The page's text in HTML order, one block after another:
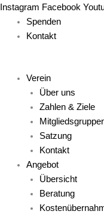
Zum
Inhalt
springen
Instagram Facebook
Main
Menu
Spenden
Kontakt
Main
Menu
Verein
Über uns
Zahlen & Ziele
Satzung
Kontakt
Angebot
Übersicht
Beratung
Main
Menu
Main
Menu
Main
Menu